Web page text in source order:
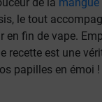
le tout
en fin de vape.
recette est une
papilles en émoi !